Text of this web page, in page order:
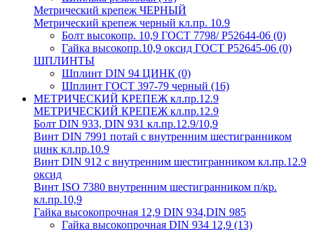
Метрический крепеж ЧЕРНЫЙ
Метрический крепеж черный кл.пр. 10.9
Болт высокопр. 10,9 ГОСТ 7798/ Р52644-06 (0)
Гайка высокопр.10,9 оксид ГОСТ Р52645-06 (0)
ШПЛИНТЫ
Шплинт DIN 94 ЦИНК (0)
Шплинт ГОСТ 397-79 черный (16)
МЕТРИЧЕСКИЙ КРЕПЕЖ кл.пр.12.9
МЕТРИЧЕСКИЙ КРЕПЕЖ кл.пр.12.9
Болт DIN 933, DIN 931 кл.пр.12.9/10,9
Винт DIN 7991 потай с внутренним шестигранником
цинк кл.пр.10.9
Винт DIN 912 с внутренним шестигранником кл.пр.12.9
оксид
Винт ISO 7380 внутренним шестигранником п/кр.
кл.пр.10,9
Гайка высокопрочная 12,9 DIN 934,DIN 985
Гайка высокопрочная DIN 934 12,9 (13)